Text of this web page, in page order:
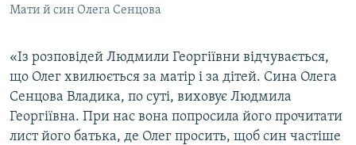
Мати й син Олега Сенцова
«Із розповідей Людмили Георгіївни відчувається,
що Олег хвилюється за матір і за дітей. Сина Олега
Сенцова Владика, по суті, виховує Людмила
Георгіївна. При нас вона попросила його прочитати
лист його батька, де Олег просить, щоб син частіше